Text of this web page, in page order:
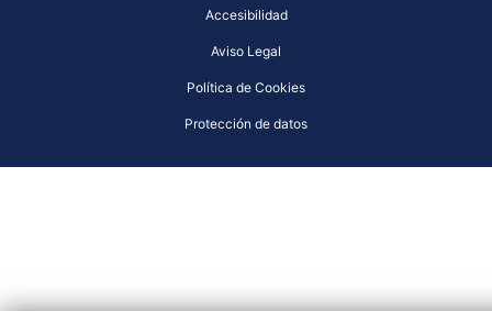
Accesibilidad
Aviso Legal
Política de Cookies
Protección de datos